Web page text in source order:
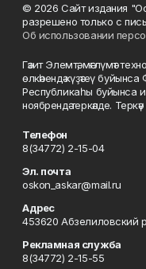
© 2026 Сайт издания
разрешено только с
Об использовании
Гәзит Элемтә, мәғлүмәт
өлкәһендә күҙәтеү
Республикаһы буйынса
ноябрендә теркәлде.
Телефон
8(34772) 2-15-04
Эл. почта
oskon_askar@mail.ru
Адрес
453620 Абзелиловский
Рекламная служба
8(34772) 2-15-55